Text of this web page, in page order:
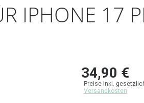
IPHONE 17
34,90 €
Preise inkl.
Versandkosten